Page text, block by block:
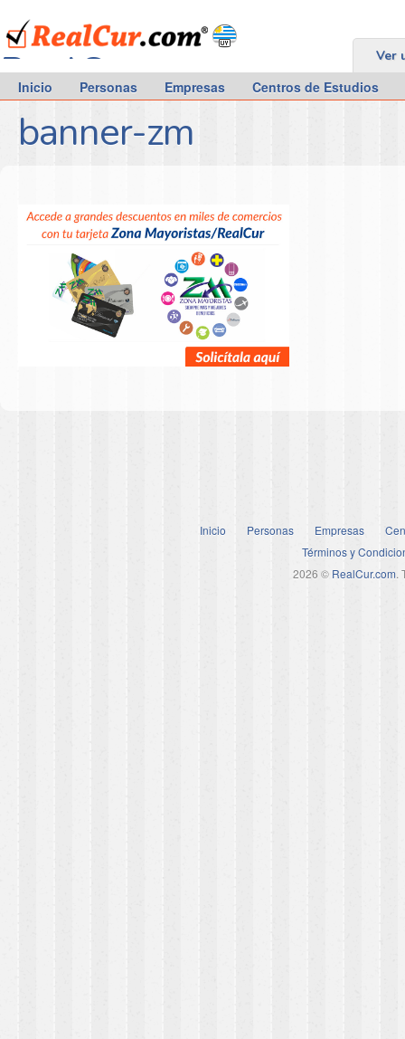
RealCur.com Ver
Inicio Personas Empresas Centros de Estudios
banner-zm
Inicio Personas Empresas
Términos y
2026 © RealCur.com.